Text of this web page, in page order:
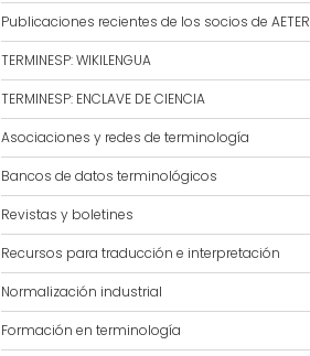
Publicaciones recientes de los socios de AETER
TERMINESP: WIKILENGUA
TERMINESP: ENCLAVE DE CIENCIA
Asociaciones y redes de terminología
Bancos de datos terminológicos
Revistas y boletines
Recursos para traducción e interpretación
Normalización industrial
Formación en terminología